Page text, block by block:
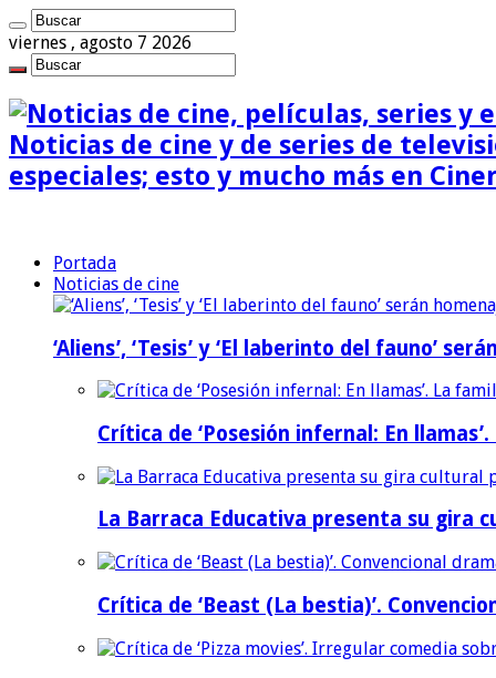
viernes , agosto 7 2026
Noticias de cine y de series de
especiales; esto y mucho más en
Portada
Noticias de cine
‘Aliens’, ‘Tesis’ y ‘El laberinto del fauno’
Crítica de ‘Posesión infernal: En
La Barraca Educativa presenta su gira
Crítica de ‘Beast (La bestia)’.